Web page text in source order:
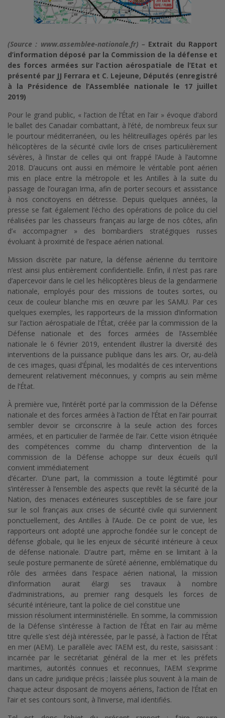
(Source : www.assemblee-nationale.fr) – Extrait du Rapport
d’information déposé par la Commission de la défense et
des forces armées sur l’action aérospatiale de l’Etat et
présenté par JJ Ferrara et C. Lejeune, Députés (enregistré
à la Présidence de l’Assemblée nationale le 17 juillet
2019)
Pour le grand public, « l’action de l’État en l’air » évoque d’abord
le ballet des Canadair combattant, à l’été, de nombreux feux sur
le pourtour méditerranéen, ou les hélitreuillages opérés par les
hélicoptères de la sécurité civile lors de crises particulièrement
sévères, à l’instar de celles qui ont frappé l’Aude à l’automne
2018. D’aucuns ont aussi en mémoire le véritable pont aérien
mis en place entre la métropole et les Antilles à la suite du
passage de l’ouragan Irma, afin de porter secours et assistance
à nos concitoyens en détresse. Depuis quelques années, la
presse se fait également l’écho des opérations de police du ciel
réalisées par les chasseurs français au large de nos côtes, afin
d’« accompagner » des bombardiers stratégiques russes
évoluant à proximité de l’espace aérien national.
Mission discrète par nature, la défense aérienne du territoire
n’est ainsi plus entièrement confidentielle. Enfin, il n’est pas rare
d’apercevoir dans le ciel les hélicoptères bleus de la gendarmerie
nationale, employés pour des missions de toutes sortes, ou
ceux de couleur blanche mis en œuvre par les SAMU. Par ces
quelques exemples, les rapporteurs de la mission d’information
sur l’action aérospatiale de l’État, créée par la commission de la
Défense nationale et des forces armées de l’Assemblée
nationale le 6 février 2019, entendent illustrer la diversité des
interventions de la puissance publique dans les airs. Or, au-delà
de ces images, quasi d’Épinal, les modalités de ces interventions
demeurent relativement méconnues, y compris au sein même
de l’État.
À première vue, l’intérêt porté par la commission de la Défense
nationale et des forces armées à l’action de l’État en l’air pourrait
sembler devoir se circonscrire à la seule action des forces
armées, et en particulier de l’armée de l’air. Cette vision étriquée
des compétences comme du champ d’intervention de la
commission de la Défense achoppe sur deux écueils qu’il
convient immédiatement
d’écarter. D’une part, la commission a toute légitimité pour
s’intéresser à l’ensemble des aspects que revêt la sécurité de la
Nation, des menaces extérieures susceptibles de se faire jour
sur le sol français aux crises de sécurité civile qui surviennent
ponctuellement, des Antilles à l’Aude. De ce point de vue, les
rapporteurs ont adopté une approche fondée sur le concept de
défense globale, qui lie les enjeux de sécurité intérieure à ceux
de défense nationale. D’autre part, même en se limitant à la
seule posture permanente de sûreté aérienne, emblématique du
rôle des armées dans l’espace aérien national, la mission
d’information aurait élargi ses travaux à nombre
d’administrations, au premier rang desquels les forces de
sécurité intérieure, tant la police de ciel constitue une
mission résolument interministérielle. En somme, la commission
de la Défense s’intéresse à l’action de l’État en l’air au même
titre qu’elle s’est déjà intéressée, par le passé, à l’action de l’État
en mer (AEM). Le parallèle avec l’AEM est, du reste, saisissant :
incarnée par le secrétariat général de la mer et les préfets
maritimes, autorités connues et reconnues, l’AEM s’exprime
dans un cadre juridique précis ; laissée plus souvent à la main de
chaque acteur disposant de moyens aériens, l’action de l’État en
l’air et ses contours sont, à l’inverse, mal identifiés.